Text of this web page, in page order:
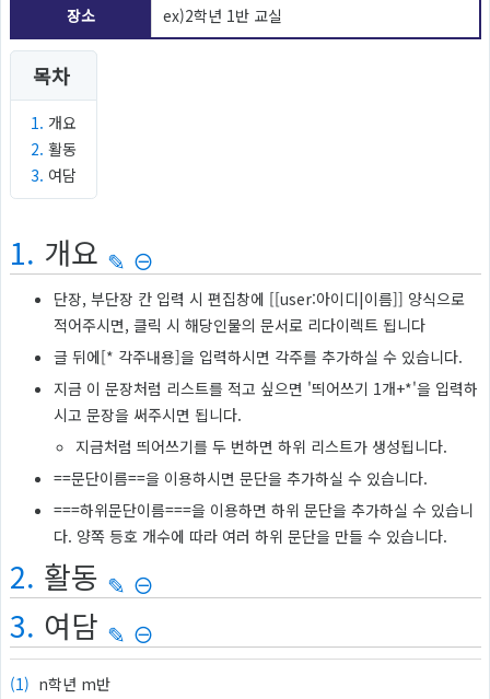
장소 ex)2학년 1반 교실
목차
1. 개요
2. 활동
3. 여담
1. 개요 ✎ ⊖
단장, 부단장 칸 입력 시 편집창에 [[user:아이디|이름]] 양식으로
적어주시면, 클릭 시 해당인물의 문서로 리다이렉트 됩니다
글 뒤에[* 각주내용]을 입력하시면 각주를 추가하실 수 있습니다.
지금 이 문장처럼 리스트를 적고 싶으면 '띄어쓰기 1개+*'을 입력하
시고 문장을 써주시면 됩니다.
지금처럼 띄어쓰기를 두 번하면 하위 리스트가 생성됩니다.
==문단이름==을 이용하시면 문단을 추가하실 수 있습니다.
===하위문단이름===을 이용하면 하위 문단을 추가하실 수 있습니
다. 양쪽 등호 개수에 따라 여러 하위 문단을 만들 수 있습니다.
2. 활동 ✎ ⊖
3. 여담 ✎ ⊖
(1) n학년 m반